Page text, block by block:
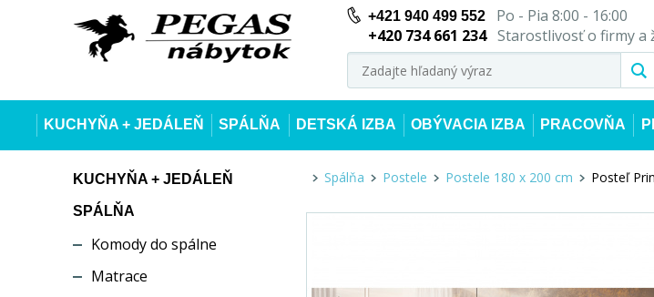
+421 940 499 552
Po - Pia 8:00 - 16:00
+420 734 661 234 Starostlivosť o firmy a
KUCHYŇA + JEDÁLEŇ SPÁLŇA DETSKÁ IZBA OBÝVACIA IZBA PRACOVŇA
KUCHYŇA + JEDÁLEŇ
SPÁLŇA
Komody do spálne
Matrace
Spálňa Postele Postele 180 x 200 cm Posteľ